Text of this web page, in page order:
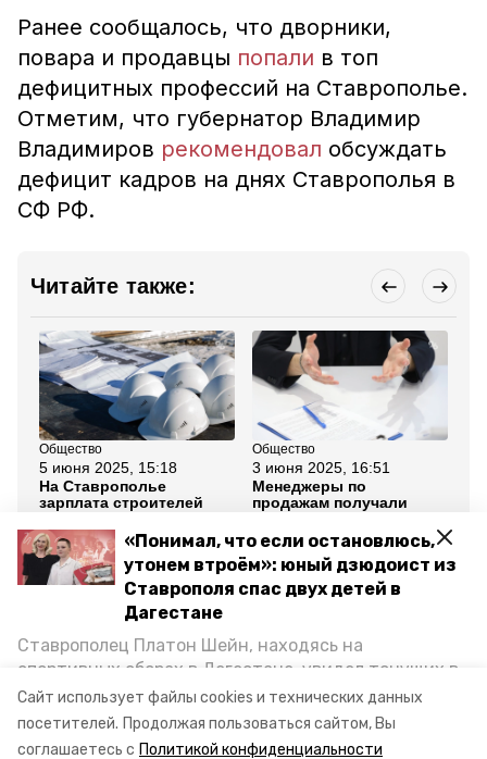
Сайт использует файлы cookies и технических данных
посетителей. Продолжая пользоваться сайтом, Вы
соглашаетесь с Политикой конфиденциальности
«Понимал, что если остановлюсь,
утонем втроём»: юный дзюдоист из
Ставрополя спас двух детей в
Дагестане
Ставрополец Платон Шейн, находясь на
спортивных сборах в Дегестане, увидел тонущих в
Каспийском море детей и бросился на помощь. По
возвращении домой, отважного мальчика
пригласили в министерство образования края и
Ранее сообщалось, что дворники,
повара и продавцы попали в топ
дефицитных профессий на Ставрополье.
Отметим, что губернатор Владимир
Владимиров рекомендовал обсуждать
дефицит кадров на днях Ставрополья в
СФ РФ.
Читайте также:
Общество
5 июня 2025, 15:18
На Ставрополье
зарплата строителей
Общество
3 июня 2025, 16:51
Менеджеры по
продажам получали
зарплату на
Ставрополье весной
Все новости
ставропольский край зарплаты
профессии